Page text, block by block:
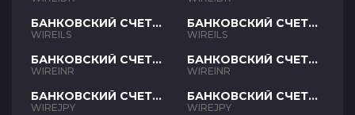
БАНКОВСКИЙ СЧЕТ
ILS
WIREILS
БАНКОВСКИЙ СЧЕТ
INR
WIREINR
БАНКОВСКИЙ СЧЕТ
JPY
WIREJPY
БАНКОВСКИЙ СЧЕТ
ILS
WIREILS
БАНКОВСКИЙ СЧЕТ
INR
WIREINR
БАНКОВСКИЙ СЧЕТ
JPY
WIREJPY